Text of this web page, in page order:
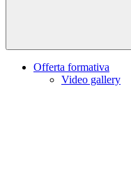
Offerta formativa
Video gallery